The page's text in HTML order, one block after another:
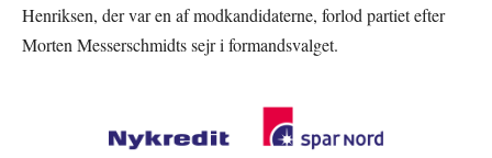
Henriksen, der var en af modkandidaterne, forlod partiet efter
Morten Messerschmidts sejr i formandsvalget.